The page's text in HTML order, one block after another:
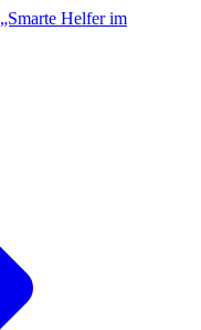
„Smarte Helfer im